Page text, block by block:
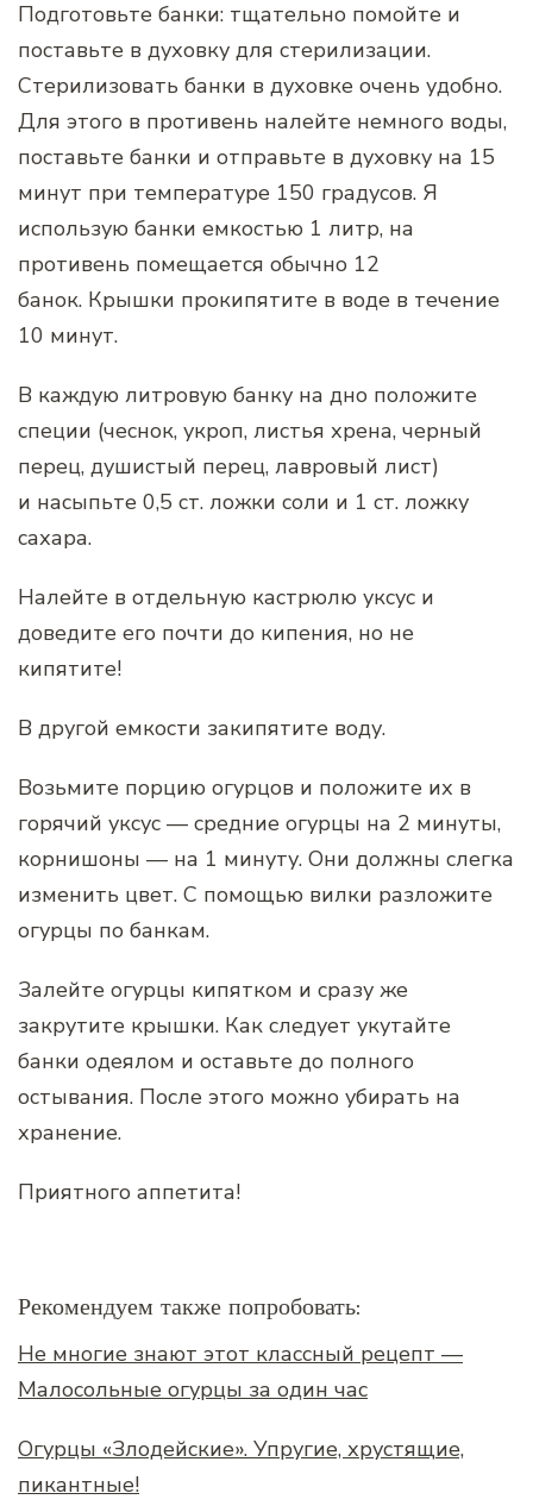
Подготовьте банки: тщательно помойте и
поставьте в духовку для стерилизации.
Стерилизовать банки в духовке очень удобно.
Для этого в противень налейте немного воды,
поставьте банки и отправьте в духовку на 15
минут при температуре 150 градусов. Я
использую банки емкостью 1 литр, на
противень помещается обычно 12
банок. Крышки прокипятите в воде в течение
10 минут.
В каждую литровую банку на дно положите
специи (чеснок, укроп, листья хрена, черный
перец, душистый перец, лавровый лист)
и насыпьте 0,5 ст. ложки соли и 1 ст. ложку
сахара.
Налейте в отдельную кастрюлю уксус и
доведите его почти до кипения, но не
кипятите!
В другой емкости закипятите воду.
Возьмите порцию огурцов и положите их в
горячий уксус — средние огурцы на 2 минуты,
корнишоны — на 1 минуту. Они должны слегка
изменить цвет. С помощью вилки разложите
огурцы по банкам.
Залейте огурцы кипятком и сразу же
закрутите крышки. Как следует укутайте
банки одеялом и оставьте до полного
остывания. После этого можно убирать на
хранение.
Приятного аппетита!
Рекомендуем также попробовать:
Не многие знают этот классный рецепт —
Малосольные огурцы за один час
Огурцы «Злодейские». Упругие, хрустящие,
пикантные!